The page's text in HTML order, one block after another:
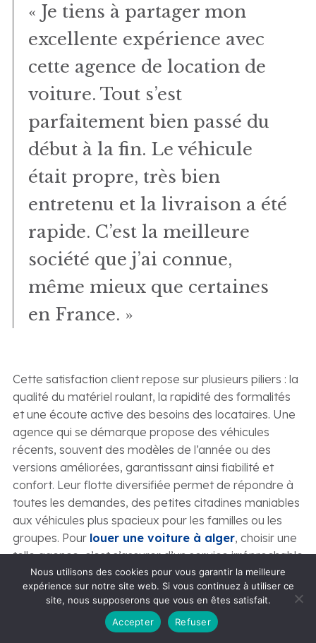
« Je tiens à partager mon
excellente expérience avec
cette agence de location de
voiture. Tout s’est
parfaitement bien passé du
début à la fin. Le véhicule
était propre, très bien
entretenu et la livraison a été
rapide. C’est la meilleure
société que j’ai connue,
même mieux que certaines
en France. »
Cette satisfaction client repose sur plusieurs piliers : la
qualité du matériel roulant, la rapidité des formalités
et une écoute active des besoins des locataires. Une
agence qui se démarque propose des véhicules
récents, souvent des modèles de l’année ou des
versions améliorées, garantissant ainsi fiabilité et
confort. Leur flotte diversifiée permet de répondre à
toutes les demandes, des petites citadines maniables
aux véhicules plus spacieux pour les familles ou les
groupes. Pour louer une voiture à alger, choisir une
telle agence, c’est s’assurer d’un service irréprochable
du premier contact jusqu’à la fin de la location. Elles
comprennent l’importance de la flexibilité, notamment
pour les arrivées et départs à l’aéroport, et mettent
un point d’honneur à simplifier chaque étape du
Nous utilisons des cookies pour vous garantir la meilleure
expérience sur notre site web. Si vous continuez à utiliser ce
site, nous supposerons que vous en êtes satisfait.
Accepter
Refuser